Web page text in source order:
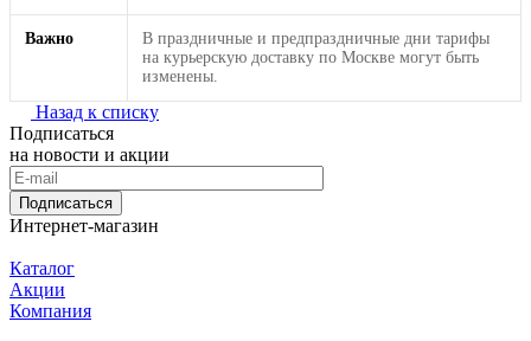
Важно
В праздничные и предпраздничные дни тарифы
на курьерскую доставку по Москве могут быть
изменены.
Назад к списку
Подписаться
на новости и акции
Подписаться
Интернет-магазин
Каталог
Акции
Компания